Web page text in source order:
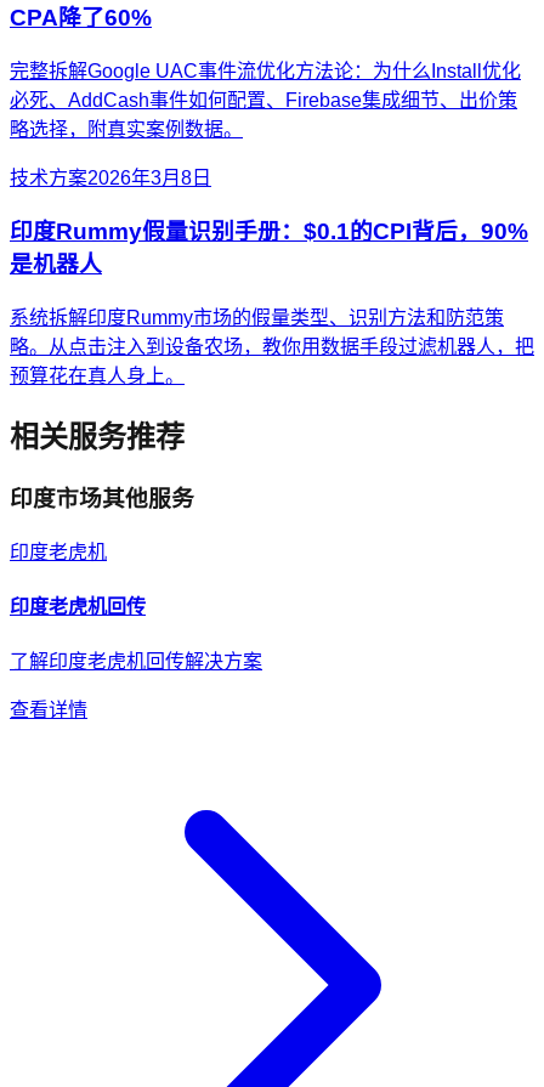
CPA降了60%
完整拆解Google UAC事件流优化方法论：为什么Install优化
必死、AddCash事件如何配置、Firebase集成细节、出价策
略选择，附真实案例数据。
技术方案2026年3月8日
印度Rummy假量识别手册：$0.1的CPI背后，90%
是机器人
系统拆解印度Rummy市场的假量类型、识别方法和防范策
略。从点击注入到设备农场，教你用数据手段过滤机器人，把
预算花在真人身上。
相关服务推荐
印度市场其他服务
印度老虎机
印度老虎机回传
了解印度老虎机回传解决方案
查看详情